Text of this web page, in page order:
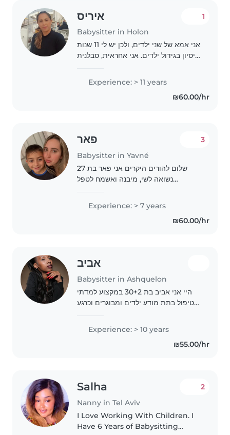
איריס
Babysitter in Holon
1
אני אמא של שני ילדים, ולכן יש לי 11 שנות
ניסיון בגידול ילדים. אני אחראית, סבלנית
שונים, החל מתינוקות ועד ילדי בית ספר.
אני נהנית לקרוא, ליצור..
Experience: > 11 years
₪60.00/hr
פאר
Babysitter in Yavné
3
שלום להורים היקרים אני פאר בת 27
נשואה לשי, מיבנה ואשמח לטפל
לשבעה ומטפלת בהם מגיל קטן. בנוסף
עובדת בבייביסיטר עם כל הגילאים
Experience: > 7 years
₪60.00/hr
אביב
Babysitter in Ashquelon
היי אני אביב בת 30+2 במקצוע למדתי
טיפול בתת מודע ילדים ומבוגרים וכרגע
ועובדת כחונכת עםילדים עולים מכיתות
א-ג, מאוד אוהבת ילדים.
Experience: > 10 years
₪55.00/hr
Salha
Nanny in Tel Aviv
2
I Love Working With Children. I
Have 6 Years of Babysitting